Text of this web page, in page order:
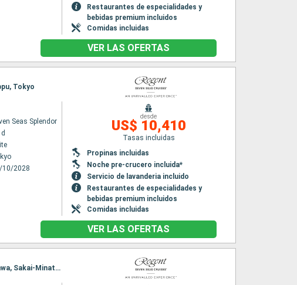
Restaurantes de especialidades y
bebidas premium incluidos
Comidas incluidas
VER LAS OFERTAS
Tokyo
Seas Splendor
10/2028
desde
US$ 10,410
Tasas incluidas
Propinas incluidas
Noche pre-crucero incluida*
Servicio de lavanderia incluido
Restaurantes de especialidades y
bebidas premium incluidos
Comidas incluidas
VER LAS OFERTAS
Itinerario : Tokyo, hittachinaka, Sendai, Miyako, aomori, Hakodate, Akita, Kanazawa, Sakai-Minato, Busan, Tokyo